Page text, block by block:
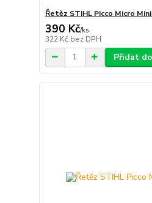
Řetěz STIHL Picco Micro
390 Kč/ks
322 Kč bez DPH
Přidat